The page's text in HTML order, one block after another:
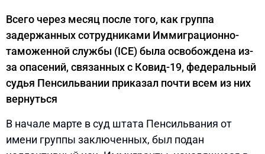
Всего через месяц после того, как группа
задержанных сотрудниками Иммиграционно-
таможенной службы (ICE) была освобождена из-
за опасений, связанных с Ковид-19, федеральный
судья Пенсильвании приказал почти всем из них
вернуться
В начале марте в суд штата Пенсильвания от
имени группы заключенных, был подан